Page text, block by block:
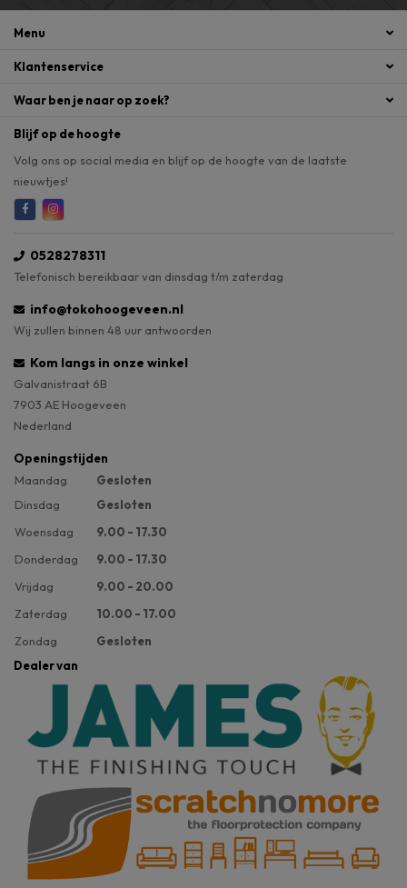
Menu
Klantenservice
Waar ben je naar op zoek?
Blijf op de hoogte
Volg ons op social media en blijf op de hoogte van de laatste
nieuwtjes!
0528278311
Telefonisch bereikbaar van dinsdag t/m zaterdag
info@tokohoogeveen.nl
Wij zullen binnen 48 uur antwoorden
Kom langs in onze winkel
Galvanistraat 6B
7903 AE Hoogeveen
Nederland
Openingstijden
Maandag
Gesloten
Dinsdag
Gesloten
Woensdag
9.00 - 17.30
Donderdag
9.00 - 17.30
Vrijdag
9.00 - 20.00
Zaterdag
10.00 - 17.00
Zondag
Gesloten
Dealer van